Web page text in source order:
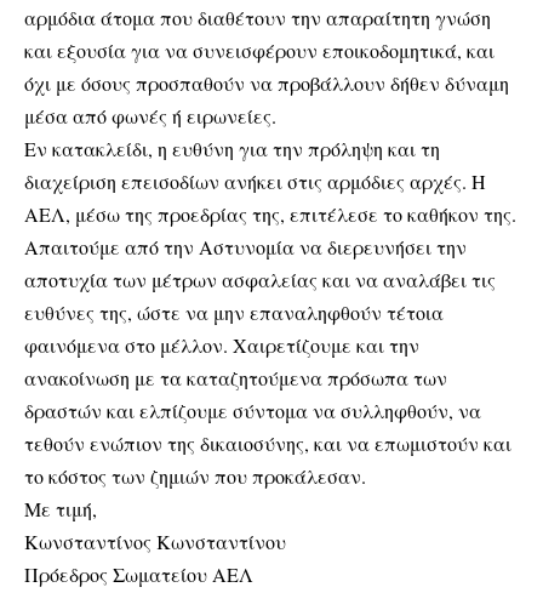
αρμόδια άτομα που διαθέτουν την απαραίτητη γνώση
και εξουσία για να συνεισφέρουν εποικοδομητικά, και
όχι με όσους προσπαθούν να προβάλλουν δήθεν δύναμη
μέσα από φωνές ή ειρωνείες.
Εν κατακλείδι, η ευθύνη για την πρόληψη και τη
διαχείριση επεισοδίων ανήκει στις αρμόδιες αρχές. Η
ΑΕΛ, μέσω της προεδρίας της, επιτέλεσε το καθήκον της.
Απαιτούμε από την Αστυνομία να διερευνήσει την
αποτυχία των μέτρων ασφαλείας και να αναλάβει τις
ευθύνες της, ώστε να μην επαναληφθούν τέτοια
φαινόμενα στο μέλλον. Χαιρετίζουμε και την
ανακοίνωση με τα καταζητούμενα πρόσωπα των
δραστών και ελπίζουμε σύντομα να συλληφθούν, να
τεθούν ενώπιον της δικαιοσύνης, και να επωμιστούν και
το κόστος των ζημιών που προκάλεσαν.
Με τιμή,
Κωνσταντίνος Κωνσταντίνου
Πρόεδρος Σωματείου ΑΕΛ